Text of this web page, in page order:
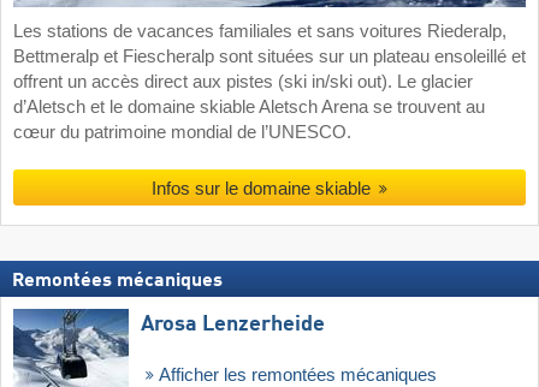
Les stations de vacances familiales et sans voitures Riederalp,
Bettmeralp et Fiescheralp sont situées sur un plateau ensoleillé et
offrent un accès direct aux pistes (ski in/ski out). Le glacier
d’Aletsch et le domaine skiable Aletsch Arena se trouvent au
cœur du patrimoine mondial de l’UNESCO.
Infos sur le domaine skiable
Remontées mécaniques
Arosa Lenzerheide
Afficher les remontées mécaniques